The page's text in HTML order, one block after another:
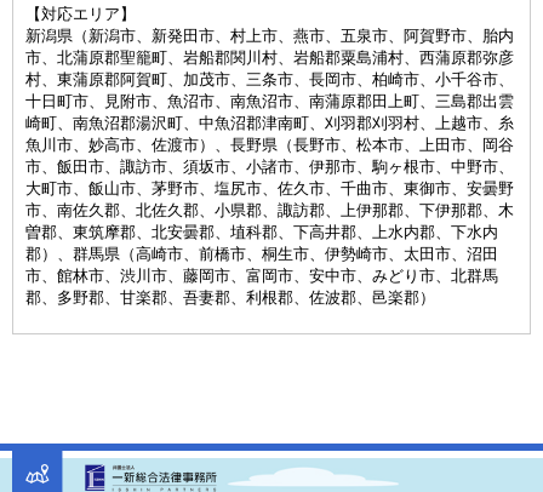
【対応エリア】
新潟県（新潟市、新発田市、村上市、燕市、五泉市、阿賀野市、胎内
市、北蒲原郡聖籠町、岩船郡関川村、岩船郡粟島浦村、西蒲原郡弥彦
村、東蒲原郡阿賀町、加茂市、三条市、長岡市、柏崎市、小千谷市、
十日町市、見附市、魚沼市、南魚沼市、南蒲原郡田上町、三島郡出雲
崎町、南魚沼郡湯沢町、中魚沼郡津南町、刈羽郡刈羽村、上越市、糸
魚川市、妙高市、佐渡市）、長野県（長野市、松本市、上田市、岡谷
市、飯田市、諏訪市、須坂市、小諸市、伊那市、駒ヶ根市、中野市、
大町市、飯山市、茅野市、塩尻市、佐久市、千曲市、東御市、安曇野
市、南佐久郡、北佐久郡、小県郡、諏訪郡、上伊那郡、下伊那郡、木
曽郡、東筑摩郡、北安曇郡、埴科郡、下高井郡、上水内郡、下水内
郡）、群馬県（高崎市、前橋市、桐生市、伊勢崎市、太田市、沼田
市、館林市、渋川市、藤岡市、富岡市、安中市、みどり市、北群馬
郡、多野郡、甘楽郡、吾妻郡、利根郡、佐波郡、邑楽郡）